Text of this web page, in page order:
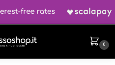
0